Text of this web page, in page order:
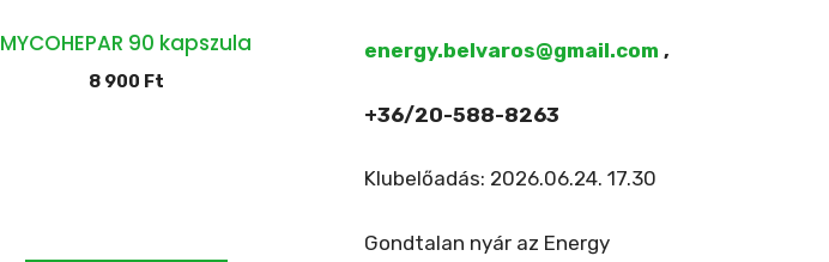
MYCOHEPAR 90 kapszula
8 900 Ft
energy.belvaros@gmail.com ,
+36/20-588-8263
Klubelőadás: 2026.06.24. 17.30
Gondtalan nyár az Energy